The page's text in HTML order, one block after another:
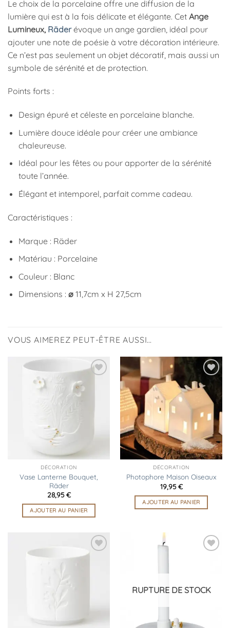
Le choix de la porcelaine offre une diffusion de la
lumière qui est à la fois délicate et élégante. Cet Ange
Lumineux, Räderévoque un ange gardien, idéal pour
ajouter une note de poésie à votre décoration intérieure.
Ce n’est pas seulement un objet décoratif, mais aussi un
symbole de sérénité et de protection.
Points forts :
Design épuré et céleste en porcelaine blanche.
Lumière douce idéale pour créer une ambiance
chaleureuse.
Idéal pour les fêtes ou pour apporter de la sérénité
toute l’année.
Élégant et intemporel, parfait comme cadeau.
Caractéristiques :
Marque : Räder
Matériau : Porcelaine
Couleur : Blanc
Dimensions : ⌀ 11,7cm x H 27,5cm
VOUS AIMEREZ PEUT-ÊTRE AUSSI…
DÉCORATION
Vase Lanterne Bouquet,
Räder
28,95€
AJOUTER AU PANIER
Ajouter
à la
liste
d’envies
DÉCORATION
Photophore Maison Oiseaux
19,95€
AJOUTER AU PANIER
Ajouter
RUPTURE DE STOCK